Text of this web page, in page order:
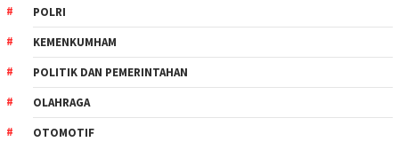
POLRI
KEMENKUMHAM
POLITIK DAN PEMERINTAHAN
OLAHRAGA
OTOMOTIF